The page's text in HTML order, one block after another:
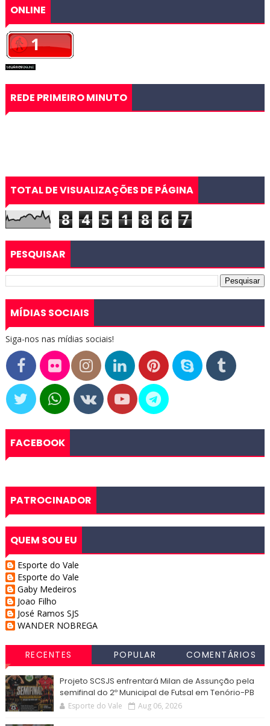
ONLINE
REDE PRIMEIRO MINUTO
TOTAL DE VISUALIZAÇÕES DE PÁGINA
8 4 5 1 8 6 7
PESQUISAR
MÍDIAS SOCIAIS
Siga-nos nas mídias sociais!
FACEBOOK
PATROCINADOR
QUEM SOU EU
Esporte do Vale
Esporte do Vale
Gaby Medeiros
Joao Filho
José Ramos SJS
WANDER NOBREGA
RECENTES POPULAR COMENTÁRIOS
Projeto SCSJS enfrentará Milan de Assunção pela
semifinal do 2º Municipal de Futsal em Tenório-PB
Esporte do Vale Aug 06, 2026